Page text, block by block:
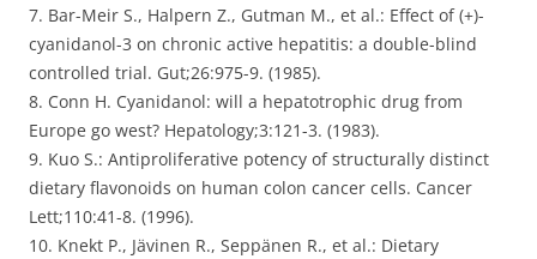
7. Bar-Meir S., Halpern Z., Gutman M., et al.: Effect of (+)-
cyanidanol-3 on chronic active hepatitis: a double-blind
controlled trial. Gut;26:975-9. (1985).
8. Conn H. Cyanidanol: will a hepatotrophic drug from
Europe go west? Hepatology;3:121-3. (1983).
9. Kuo S.: Antiproliferative potency of structurally distinct
dietary flavonoids on human colon cancer cells. Cancer
Lett;110:41-8. (1996).
10. Knekt P., Jävinen R., Seppänen R., et al.: Dietary